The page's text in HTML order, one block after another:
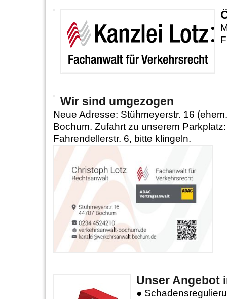
Wir sind umgezogen
Neue Adresse: Stühmeyerstr. 16
Bochum. Zufahrt zu unserem
Fahrendellerstr. 6, bitte klingeln.
Unser Angebot
●